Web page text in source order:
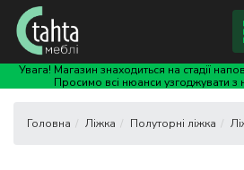
Увага! Магазин знаходиться на стадії
Просимо всі нюанси узгоджувати
Ліжка Полуторні ліжка